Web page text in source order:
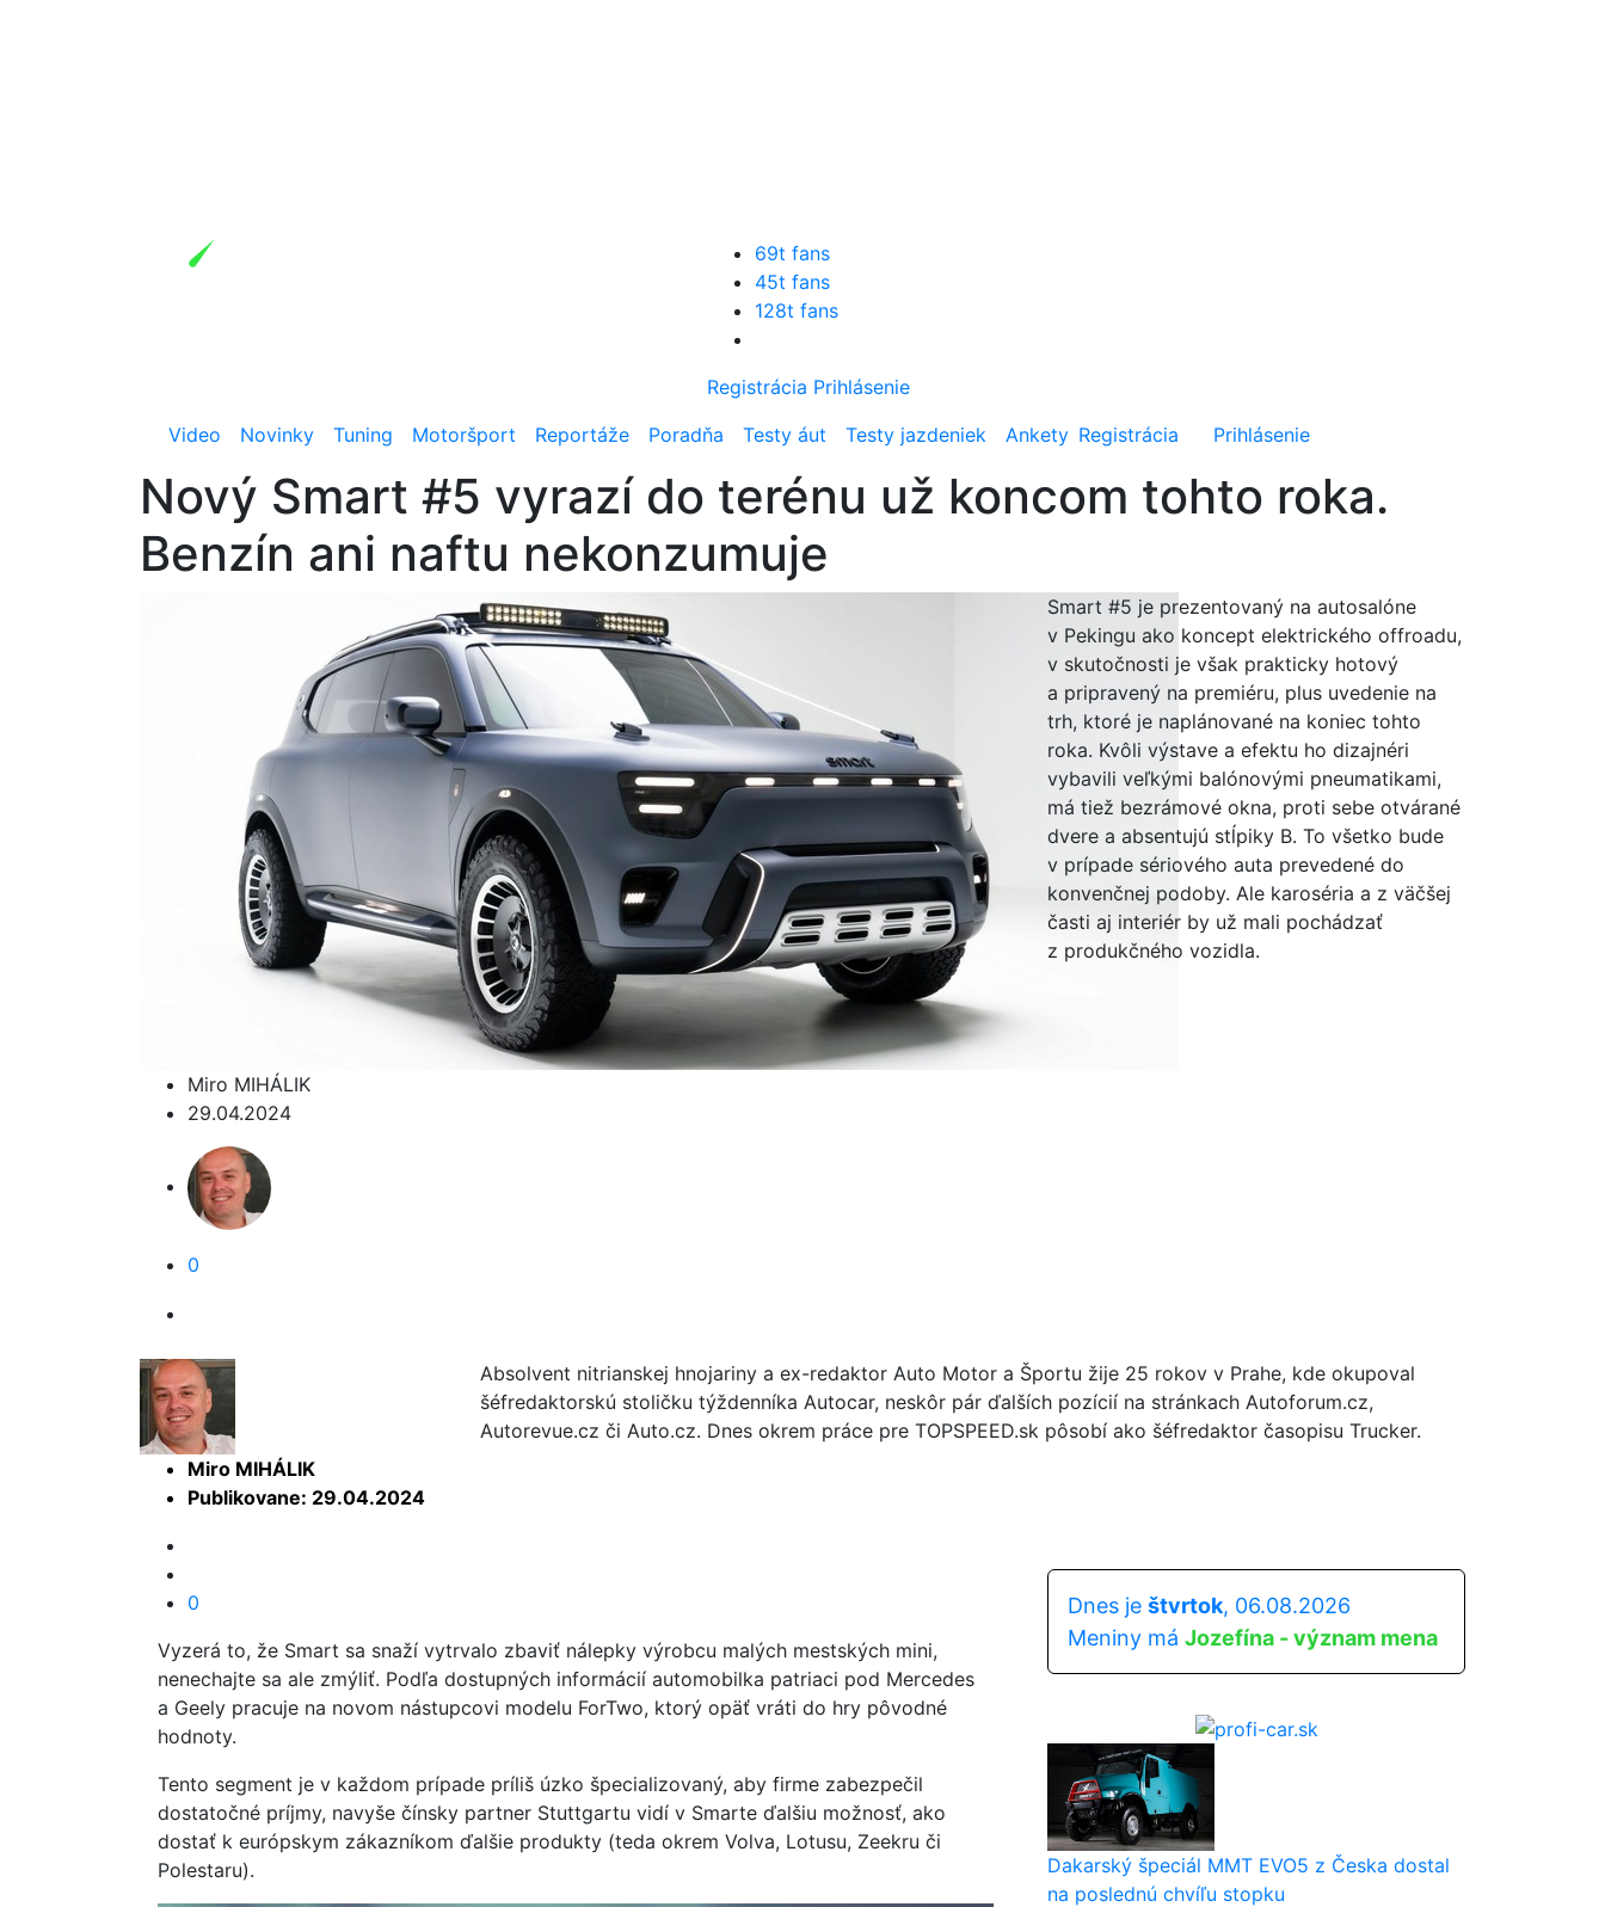
69t fans
45t fans
128t fans
Registrácia Prihlásenie
Video
Novinky Tuning Motoršport Reportáže Poradňa Testy áut Testy jazdeniek Ankety Registrácia Prihlásenie
Nový Smart #5 vyrazí do terénu už koncom tohto roka.
Benzín ani naftu nekonzumuje
Miro MIHÁLIK
29.04.2024
0
Smart #5 je prezentovaný na autosalóne
v Pekingu ako koncept elektrického offroadu,
v skutočnosti je však prakticky hotový
a pripravený na premiéru, plus uvedenie na
trh, ktoré je naplánované na koniec tohto
roka. Kvôli výstave a efektu ho dizajnéri
vybavili veľkými balónovými pneumatikami,
má tiež bezrámové okna, proti sebe otvárané
dvere a absentujú stĺpiky B. To všetko bude
v prípade sériového auta prevedené do
konvenčnej podoby. Ale karoséria a z väčšej
časti aj interiér by už mali pochádzať
z produkčného vozidla.
Miro MIHÁLIK
Publikovane: 29.04.2024
Absolvent nitrianskej hnojariny a ex-redaktor Auto Motor a Športu žije 25 rokov v Prahe, kde okupoval
šéfredaktorskú stoličku týždenníka Autocar, neskôr pár ďalších pozícií na stránkach Autoforum.cz,
Autorevue.cz či Auto.cz. Dnes okrem práce pre TOPSPEED.sk pôsobí ako šéfredaktor časopisu Trucker.
0
Vyzerá to, že Smart sa snaží vytrvalo zbaviť nálepky výrobcu malých mestských mini,
nenechajte sa ale zmýliť. Podľa dostupných informácií automobilka patriaci pod Mercedes
a Geely pracuje na novom nástupcovi modelu ForTwo, ktorý opäť vráti do hry pôvodné
hodnoty.
Tento segment je v každom prípade príliš úzko špecializovaný, aby firme zabezpečil
dostatočné príjmy, navyše čínsky partner Stuttgartu vidí v Smarte ďalšiu možnosť, ako
dostať k európskym zákazníkom ďalšie produkty (teda okrem Volva, Lotusu, Zeekru či
Polestaru).
Dnes je štvrtok, 06.08.2026
Meniny má Jozefína - význam mena
Dakarský špeciál MMT EVO5 z Česka dostal
na poslednú chvíľu stopku